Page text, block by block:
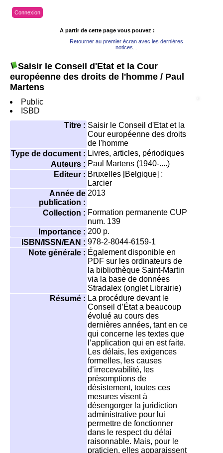
Connexion
A partir de cette page vous pouvez :
Retourner au premier écran avec les dernières
notices...
Saisir le Conseil d'Etat et la Cour
européenne des droits de l'homme / Paul
Martens
Public
ISBD
Titre : Saisir le Conseil d'Etat et la
Cour européenne des droits
de l'homme
Type de document : Livres, articles, périodiques
Auteurs : Paul Martens (1940-....)
Editeur : Bruxelles [Belgique] :
Larcier
Année de
publication :
2013
Collection : Formation permanente CUP
num. 139
Importance : 200 p.
ISBN/ISSN/EAN : 978-2-8044-6159-1
Note générale : Également disponible en
PDF sur les ordinateurs de
la bibliothèque Saint-Martin
via la base de données
Stradalex (onglet Librairie)
Résumé : La procédure devant le
Conseil d’État a beaucoup
évolué au cours des
dernières années, tant en ce
qui concerne les textes que
l’application qui en est faite.
Les délais, les exigences
formelles, les causes
d’irrecevabilité, les
présomptions de
désistement, toutes ces
mesures visent à
désengorger la juridiction
administrative pour lui
permettre de fonctionner
dans le respect du délai
raisonnable. Mais, pour le
praticien, elles apparaissent